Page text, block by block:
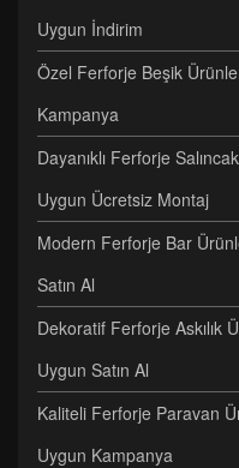
Uygun İndirim
Özel Ferforje Beşik
Kampanya
Dayanıklı Ferforje
Uygun Ücretsiz Montaj
Modern Ferforje Bar
Satın Al
Dekoratif Ferforje Askılık
Uygun Satın Al
Kaliteli Ferforje Paravan
Uygun Kampanya